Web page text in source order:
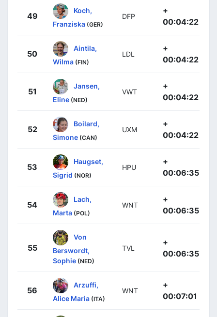
49
Koch,
Franziska (GER)
DFP
+
00:04:22
50
Aintila,
Wilma (FIN)
LDL
+
00:04:22
51
Jansen,
Eline (NED)
VWT
+
00:04:22
52
Boilard,
Simone (CAN)
UXM
+
00:04:22
53
Haugset,
Sigrid (NOR)
HPU
+
00:06:35
54
Lach,
Marta (POL)
WNT
+
00:06:35
55
Von
Berswordt,
Sophie (NED)
TVL
+
00:06:35
56
Arzuffi,
Alice Maria (ITA)
WNT
+
00:07:01